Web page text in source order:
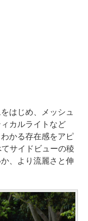
はじめ、メッシュ
カルライトなど
かる存在感をアピ
サイドビューの稜
、より流麗さと伸